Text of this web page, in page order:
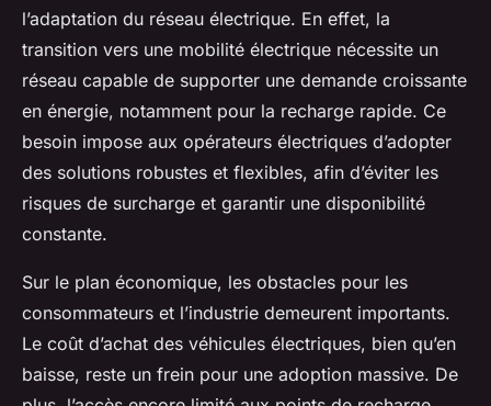
l’adaptation du réseau électrique. En effet, la
transition vers une mobilité électrique nécessite un
réseau capable de supporter une demande croissante
en énergie, notamment pour la recharge rapide. Ce
besoin impose aux opérateurs électriques d’adopter
des solutions robustes et flexibles, afin d’éviter les
risques de surcharge et garantir une disponibilité
constante.
Sur le plan économique, les obstacles pour les
consommateurs et l’industrie demeurent importants.
Le coût d’achat des véhicules électriques, bien qu’en
baisse, reste un frein pour une adoption massive. De